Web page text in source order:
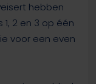
hebben
2 en 3 op één
voor een even